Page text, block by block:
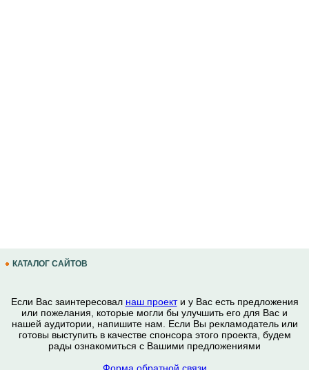
КАТАЛОГ САЙТОВ
Если Вас заинтересовал наш проекти у Вас есть предложения
или пожелания, которые могли бы улучшить его для Вас и
нашей аудитории, напишите нам. Если Вы рекламодатель или
готовы выступить в качестве спонсора этого проекта, будем
рады ознакомиться с Вашими предложениями